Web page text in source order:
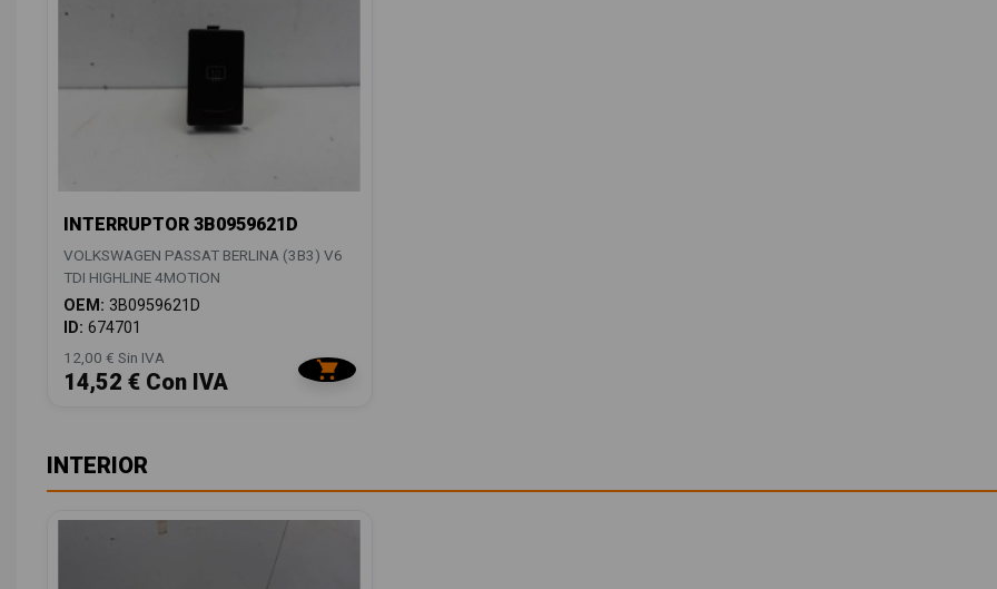
INTERRUPTOR 3B0959621D
VOLKSWAGEN PASSAT BERLINA (3B3) V6
TDI HIGHLINE 4MOTION
OEM: 3B0959621D
ID: 674701
12,00 € Sin IVA
14,52 € Con IVA
INTERIOR